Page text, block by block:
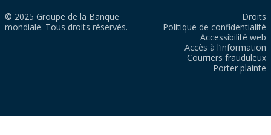
© 2025 Groupe de la Banque
mondiale. Tous droits réservés.
Droits
Politique de confidentialité
Accessibilité web
Accès à l’information
Courriers frauduleux
Porter plainte